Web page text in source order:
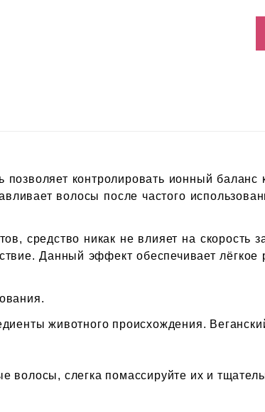
контролировать ионный баланс
волосы после частого
средство никак не влияет на скорость
Данный эффект обеспечивает
животного происхождения.
волосы, слегка помассируйте их и